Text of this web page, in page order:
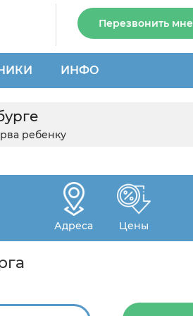
Перезвонить мне
ИНФО
ребенку
Адреса Цены